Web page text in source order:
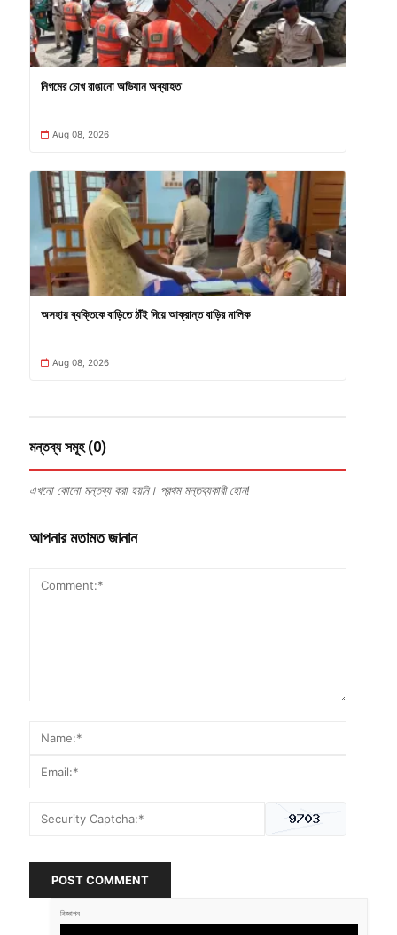
নিগমের চোখ রাঙানো অভিযান অব্যাহত
Aug 08, 2026
অসহায় ব্যক্তিকে বাড়িতে ঠাঁই দিয়ে আক্রান্ত বাড়ির মালিক
Aug 08, 2026
মন্তব্য সমূহ (0)
এখনো কোনো মন্তব্য করা হয়নি। প্রথম মন্তব্যকারী হোন!
আপনার মতামত জানান
POST COMMENT
বিজ্ঞাপন